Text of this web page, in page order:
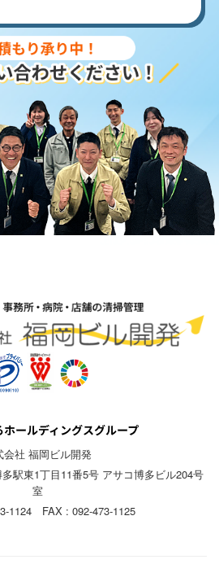
会社 福岡ビル開発
駅東1丁目11番5号 アサコ博多ビル204号
室
1124 FAX : 092-473-1125